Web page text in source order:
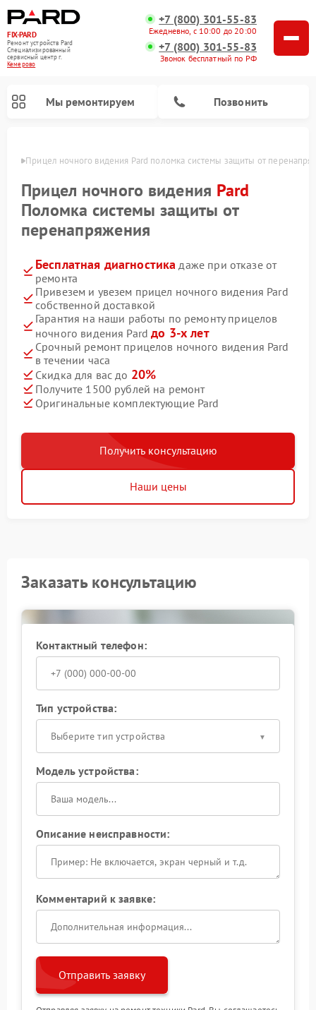
FIX-PARD
Ремонт устройств Pard
Специализированный
cервисный центр г.
Кемерово
+7 (800) 301-55-83
Ежедневно, с 10:00 до 20:00
+7 (800) 301-55-83
Звонок бесплатный по РФ
Мы ремонтируем Позвонить
Прицел ночного видения Pard поломка системы защиты от
Прицел ночного видения Pard
Поломка системы защиты от
перенапряжения
Бесплатная диагностика даже при отказе от
ремонта
Привезем и увезем прицел ночного видения Pard
собственной доставкой
Гарантия на наши работы по ремонту прицелов
ночного видения Pardдо 3-х лет
Срочный ремонт прицелов ночного видения Pard
в течении часа
Скидка для вас до 20%
Получите 1500 рублей на ремонт
Оригинальные комплектующие Pard
Получить консультацию
Наши цены
Заказать консультацию
Контактный телефон:
Тип устройства:
Выберите тип устройства
Модель устройства:
Описание неисправности:
Комментарий к заявке:
Отправить заявку